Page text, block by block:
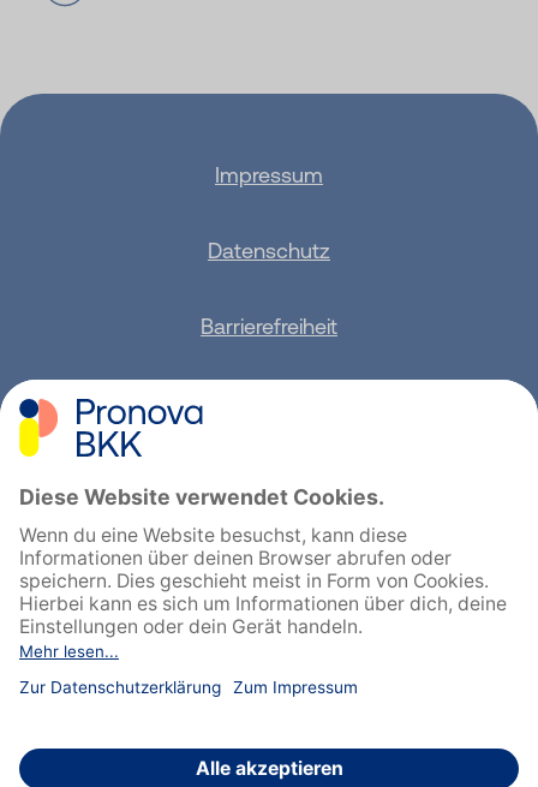
Impressum
Datenschutz
Barrierefreiheit
English
Cookie-Einstellungen